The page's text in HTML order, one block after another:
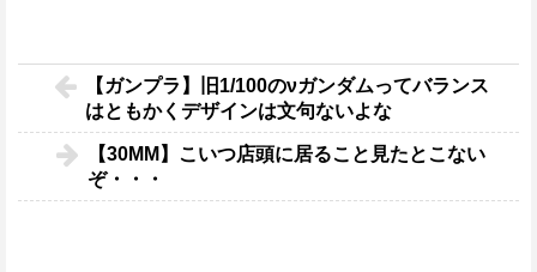
【ガンプラ】旧1/100のνガンダムってバランス
はともかくデザインは文句ないよな
【30MM】こいつ店頭に居ること見たとこない
ぞ・・・